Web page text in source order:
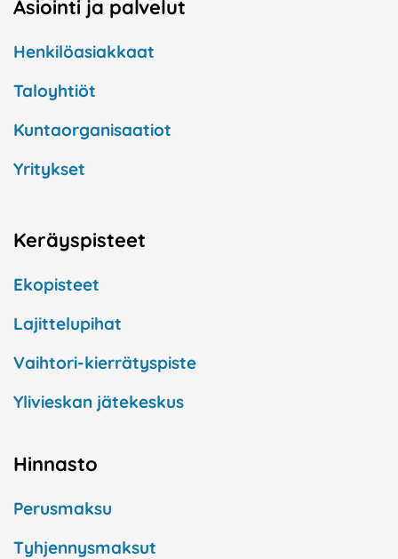
Asiointi ja palvelut
Henkilöasiakkaat
Taloyhtiöt
Kuntaorganisaatiot
Yritykset
Keräyspisteet
Ekopisteet
Lajittelupihat
Vaihtori-kierrätyspiste
Ylivieskan jätekeskus
Hinnasto
Perusmaksu
Tyhjennysmaksut